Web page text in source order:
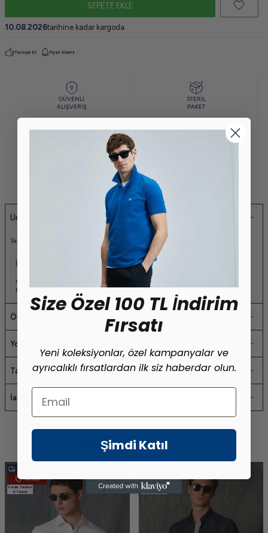
SEPETE EKLE
10.08.2026tarihine kadar kargoda
Tavsiye Et Fiyat Alarmı
GÜVENLİ
ALIŞVERİŞ
STERİL
PAKET
Ürün Açıklaması
Salen Erkek Smart Gömlek Slim Fit %100 Pamuk Erkek Dokuma Gömlek
Ürün Etiketleri
merter toptan erkek giyim osmanbey toptan erkek giyim
pamuklu gömlek,erkek uzun kollu gömlek,merter toptan gömlek
Ödeme Seçenekleri
Yorumlar
Tavsiye Et
İade Koşulları
Benzer Ürünler Son Bakılanlar
Yeni Ürün
Vade farksız
6 Taksit
Yeni Ürün
Vade farksız
6 Taksit
Size Özel 100 TL İndirim
Fırsatı
Yeni koleksiyonlar, özel kampanyalar ve
ayrıcalıklı fırsatlardan ilk siz haberdar olun.
Email
Şimdi Katıl